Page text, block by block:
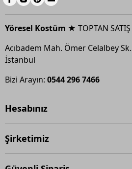
Yöresel Kostüm ★ TOPTAN SATIŞ
Acıbadem Mah. Ömer Celalbey
İstanbul
Bizi Arayın: 0544 296 7466
Hesabınız
Şirketimiz